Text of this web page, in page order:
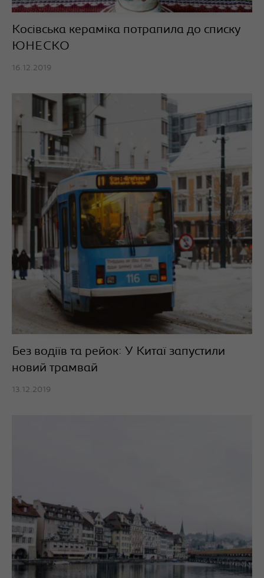
Косівська кераміка потрапила до списку
ЮНЕСКО
16.12.2019
Без водіїв та рейок: У Китаї запустили
новий трамвай
13.12.2019